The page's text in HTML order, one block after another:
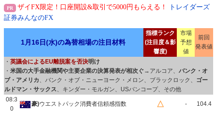
ザイFX限定！口座開設&取引で5000円もらえる！
トレイダーズ
証券みんなのFX
1月16日(水)の為替相場の注目材料
指標ランク
(注目度＆影
響度)
市場
予想
値
前回
発表値
・ 英議会によるEU離脱案を否決明け
・ 米国の大手金融機関や主要企業の決算発表が相次ぐ→アルコア、 バンク・オ
ブ・アメリカ、バンク・オブ・ニューヨーク・メロン、ブラックロック、 ゴー
ルドマン・サックス、キンダー・モルガン、USバンコープ、その他
08:3
0
豪)ウエストパック消費者信頼感指数 △ - 104.4